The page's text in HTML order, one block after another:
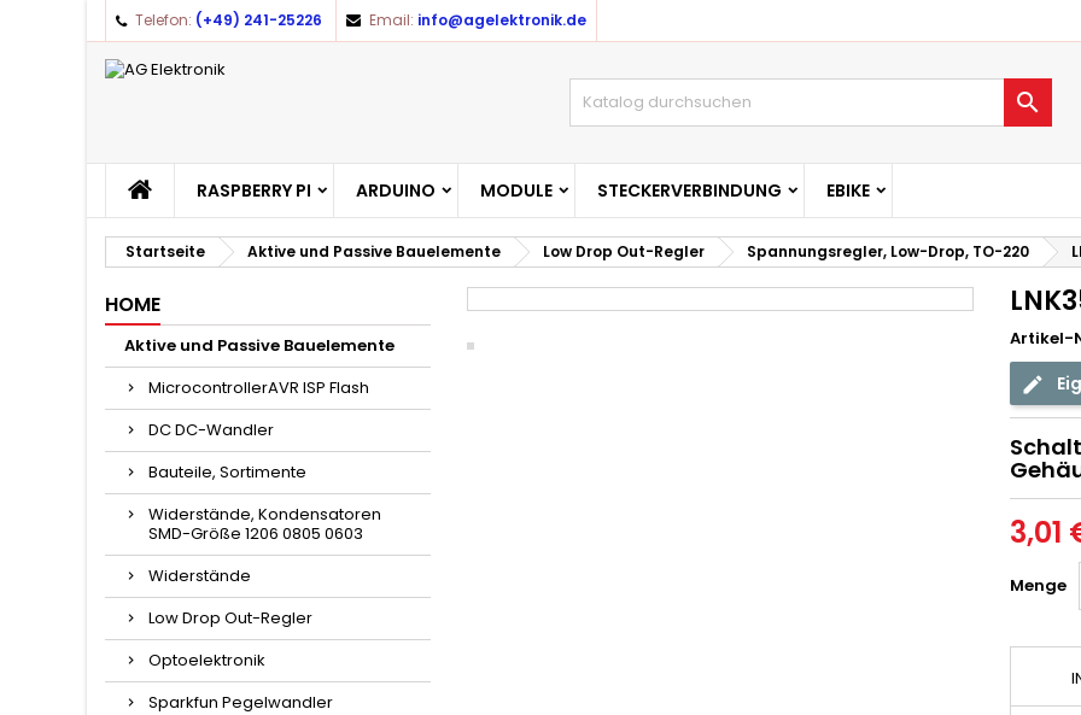
Telefon: (+49) 241-25226 Email: info@agelektronik.de

RASPBERRY PI ARDUINO MODULE STECKERVERBINDUNG EBIKE
Startseite Aktive und Passive Bauelemente Low Drop Out-Regler Spannungsregler, Low-Drop, TO-220
HOME
Aktive und Passive Bauelemente
MicrocontrollerAVR ISP Flash
DC DC-Wandler
Bauteile, Sortimente
Widerstände, Kondensatoren
SMD-Größe 1206 0805 0603
Widerstände
Low Drop Out-Regler
Optoelektronik
Sparkfun Pegelwandler
Artikel-
3,01
Menge